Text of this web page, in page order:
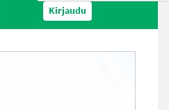
Kirjaudu